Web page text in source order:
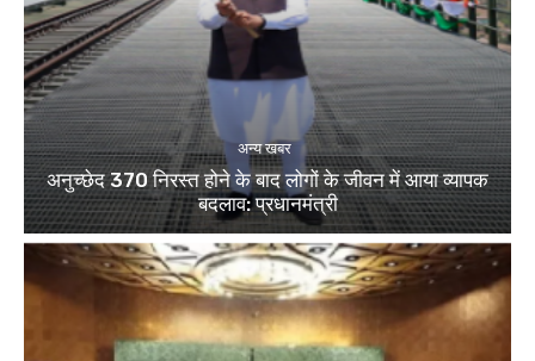
अन्य खबर
अनुच्छेद 370 निरस्त होने के बाद लोगों के जीवन में आया व्यापक
बदलाव: प्रधानमंत्री